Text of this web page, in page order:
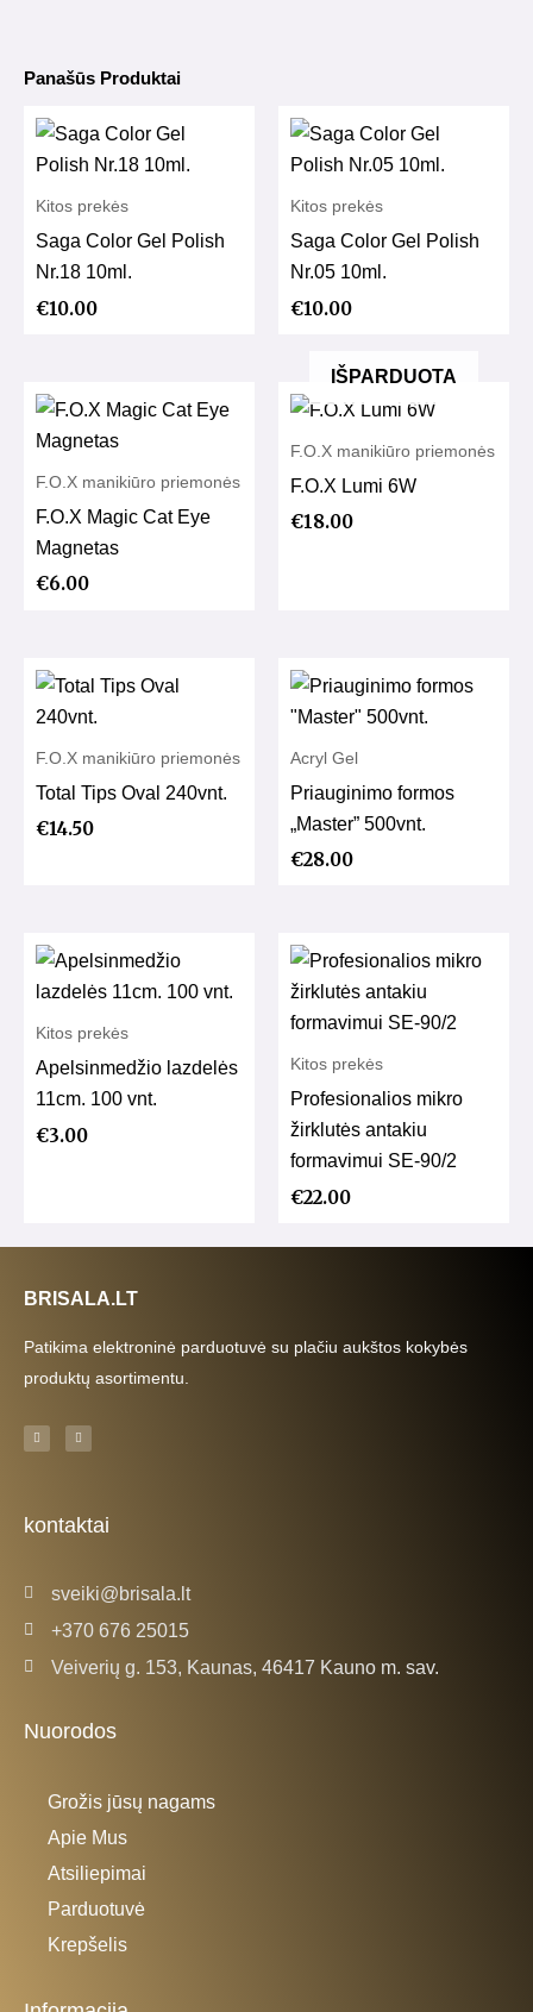
Panašūs Produktai
Kitos prekės
Saga Color Gel Polish
Nr.18 10ml.
€10.00
Kitos prekės
Saga Color Gel Polish
Nr.05 10ml.
€10.00
F.O.X manikiūro priemonės
F.O.X Magic Cat Eye
Magnetas
€6.00
IŠPARDUOTA
F.O.X manikiūro priemonės
F.O.X Lumi 6W
€18.00
F.O.X manikiūro priemonės
Total Tips Oval 240vnt.
€14.50
Acryl Gel
Priauginimo formos
„Master” 500vnt.
€28.00
Kitos prekės
Apelsinmedžio lazdelės
11cm. 100 vnt.
€3.00
Kitos prekės
Profesionalios mikro
žirklutės antakiu
formavimui SE-90/2
€22.00
BRISALA.LT
Patikima elektroninė parduotuvė su plačiu aukštos kokybės
produktų asortimentu.
F
a
c
-
f
I
n
s
m
kontaktai
sveiki@brisala.lt
+370 676 25015
Veiverių g. 153, Kaunas, 46417 Kauno m. sav.
Nuorodos
Grožis jūsų nagams
Apie Mus
Atsiliepimai
Parduotuvė
Krepšelis